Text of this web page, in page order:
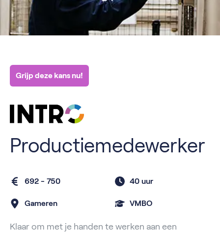
Grijp deze kans nu!
Productiemedewerker
692 - 750 40 uur
Gameren VMBO
Klaar om met je handen te werken aan een